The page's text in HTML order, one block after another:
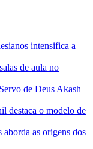
intensifica a
de aula no
de Deus Akash
destaca o modelo de
aborda as origens dos